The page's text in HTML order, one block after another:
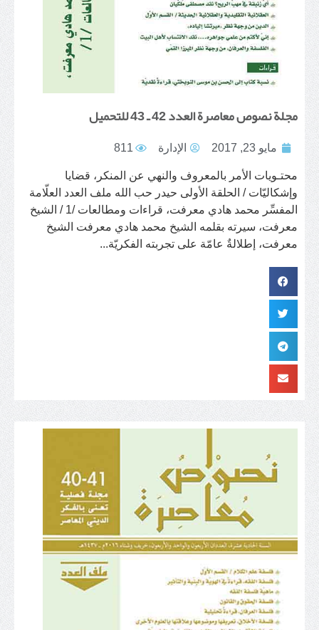
مجلة نصوص معاصرة العدد 42 ـ 43 للتحميل
مايو 23, 2017 الإدارة 811
محتـويات الأمر بالمعروف والنهي عن المنكر، قضايا
وإشكاليّات / الحلقة الأولى حيدر حب الله ملف العدد العلّامة
المفسِّر محمد هادي معرفت، قراءات ومطالعات /1 / الشيخ
معرفت، سيرته بقلمه الشيخ محمد هادي معرفت الشيخ
معرفت، إطلالةٌ عامّة على تجربته الفكريّة...